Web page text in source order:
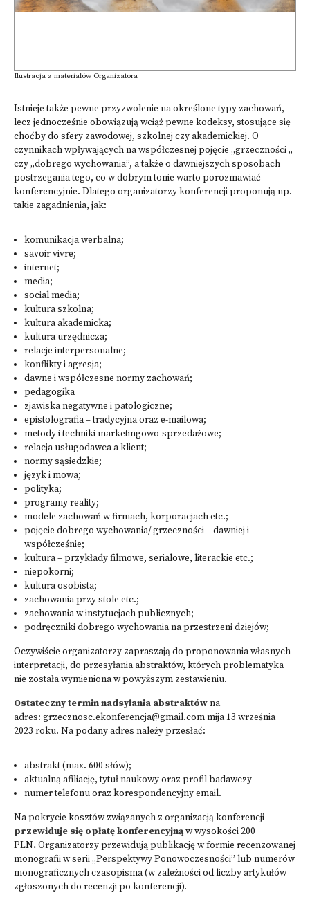
Ilustracja z materiałów Organizatora
Istnieje także pewne przyzwolenie na określone typy zachowań,
lecz jednocześnie obowiązują wciąż pewne kodeksy, stosujące się
choćby do sfery zawodowej, szkolnej czy akademickiej. O
czynnikach wpływających na współczesnej pojęcie „grzeczności „
czy „dobrego wychowania”, a także o dawniejszych sposobach
postrzegania tego, co w dobrym tonie warto porozmawiać
konferencyjnie. Dlatego organizatorzy konferencji proponują np.
takie zagadnienia, jak:
komunikacja werbalna;
savoir vivre;
internet;
media;
social media;
kultura szkolna;
kultura akademicka;
kultura urzędnicza;
relacje interpersonalne;
konflikty i agresja;
dawne i współczesne normy zachowań;
pedagogika
zjawiska negatywne i patologiczne;
epistolografia – tradycyjna oraz e-mailowa;
metody i techniki marketingowo-sprzedażowe;
relacja usługodawca a klient;
normy sąsiedzkie;
język i mowa;
polityka;
programy reality;
modele zachowań w firmach, korporacjach etc.;
pojęcie dobrego wychowania/ grzeczności – dawniej i
współcześnie;
kultura – przykłady filmowe, serialowe, literackie etc.;
niepokorni;
kultura osobista;
zachowania przy stole etc.;
zachowania w instytucjach publicznych;
podręczniki dobrego wychowania na przestrzeni dziejów;
Oczywiście organizatorzy zapraszają do proponowania własnych
interpretacji, do przesyłania abstraktów, których problematyka
nie została wymieniona w powyższym zestawieniu.
Ostateczny termin nadsyłania abstraktówna
adres: grzecznosc.ekonferencja@gmail.com mija 13 września
2023 roku. Na podany adres należy przesłać:
abstrakt (max. 600 słów);
aktualną afiliację, tytuł naukowy oraz profil badawczy
numer telefonu oraz korespondencyjny email.
Na pokrycie kosztów związanych z organizacją konferencji
przewiduje się opłatę konferencyjnąw wysokości 200
PLN.Organizatorzy przewidują publikację w formie recenzowanej
monografii w serii „Perspektywy Ponowoczesności” lub numerów
monograficznych czasopisma (w zależności od liczby artykułów
zgłoszonych do recenzji po konferencji).